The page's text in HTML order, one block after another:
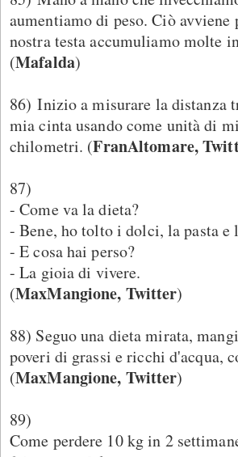
aumentiamo di peso. Ciò avviene
nostra testa accumuliamo molte
(Mafalda)
86) Inizio a misurare la distanza
mia cinta usando come unità di
chilometri. (FranAltomare,
87)
- Come va la dieta?
- Bene, ho tolto i dolci, la pasta e
- E cosa hai perso?
- La gioia di vivere.
(MaxMangione, Twitter)
88) Seguo una dieta mirata,
poveri di grassi e ricchi d'acqua,
(MaxMangione, Twitter)
89)
Come perdere 10 kg in 2